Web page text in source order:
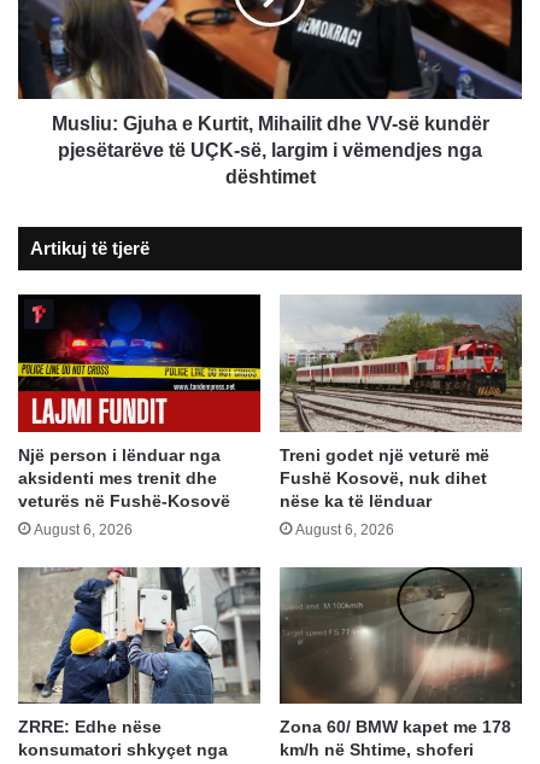
dhe
VV-
kundër
pjesëtarëve
largim
vëmendjes
nga
dështimet
Musliu: Gjuha e Kurtit, Mihailit dhe VV-së kundër
pjesëtarëve të UÇK-së, largim i vëmendjes nga
dështimet
Artikuj të tjerë
Një person i lënduar nga
aksidenti mes trenit dhe
veturës në Fushë-Kosovë
August 6, 2026
Treni godet një veturë më
Fushë Kosovë, nuk dihet
nëse ka të lënduar
August 6, 2026
ZRRE: Edhe nëse
konsumatori shkyçet nga
Zona 60/ BMW kapet me 178
km/h në Shtime, shoferi